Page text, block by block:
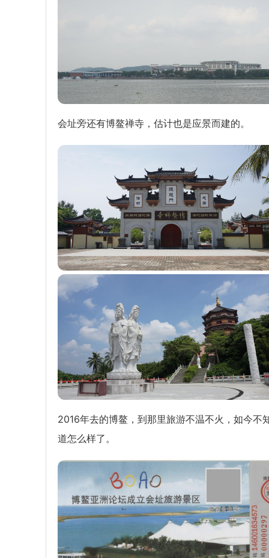
会址旁还有博鳌禅寺，估计也是应景而建的。
2016年去的博鳌，到那里旅游不温不火，如今不
道怎么样了。